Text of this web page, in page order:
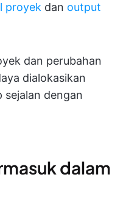
proyek dan output
dan perubahan
dialokasikan
sejalan dengan
dalam